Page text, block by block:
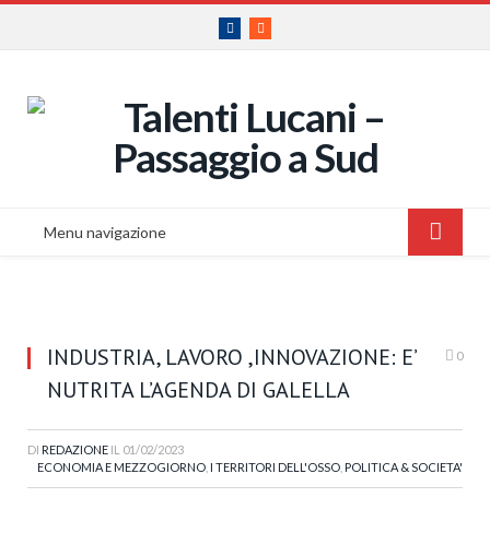
Facebook
RSS
Menu navigazione
INDUSTRIA, LAVORO ,INNOVAZIONE: E’
NUTRITA L’AGENDA DI GALELLA
0
DI REDAZIONE IL 01/02/2023
ECONOMIA E MEZZOGIORNO I TERRITORI DELL'OSSO POLITICA & SOCIETA'